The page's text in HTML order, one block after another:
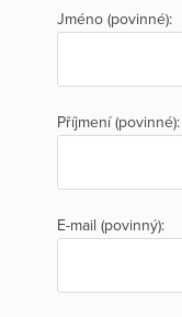
Jméno (povinné):
Příjmení (povinné):
E-mail (povinný):